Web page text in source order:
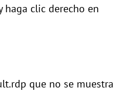
haga clic derecho en
que no se muestra